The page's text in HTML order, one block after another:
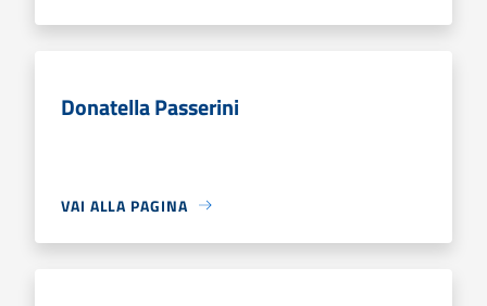
Donatella Passerini
VAI ALLA PAGINA